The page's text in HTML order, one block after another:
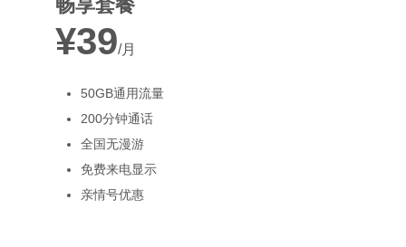
畅享套餐
¥39/月
50GB通用流量
200分钟通话
全国无漫游
免费来电显示
亲情号优惠